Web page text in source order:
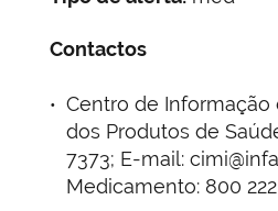
Contactos
Centro de
dos Produtos de
7373; E-mail:
Medicamento: 800